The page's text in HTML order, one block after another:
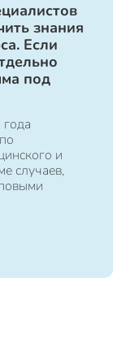
знания
Если
под
и
случаев,